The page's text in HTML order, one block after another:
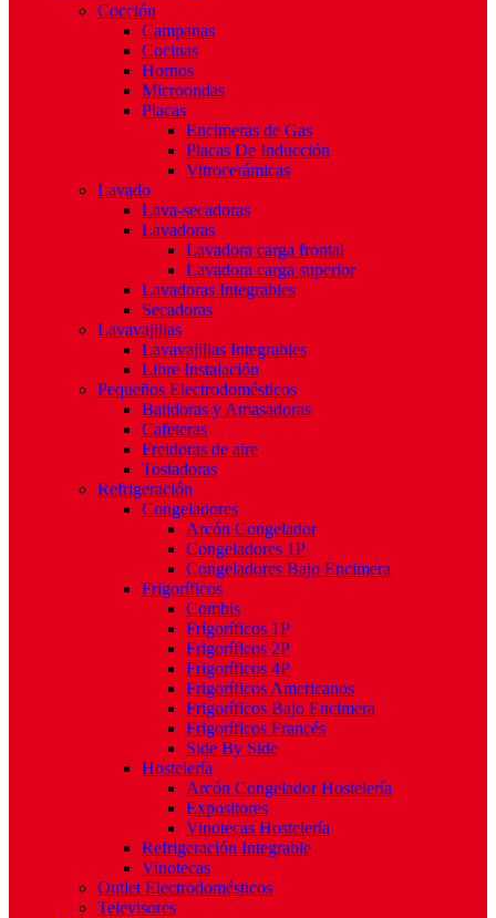
Cocción
Campanas
Cocinas
Hornos
Microondas
Placas
Encimeras de Gas
Placas De Inducción
Vitrocerámicas
Lavado
Lava-secadoras
Lavadoras
Lavadora carga frontal
Lavadora carga superior
Lavadoras Integrables
Secadoras
Lavavajillas
Lavavajillas Integrables
Libre Instalación
Pequeños Electrodomésticos
Batidoras y Amasadoras
Cafeteras
Freidoras de aire
Tostadoras
Refrigeración
Congeladores
Arcón Congelador
Congeladores 1P
Congeladores Bajo Encimera
Frigoríficos
Combis
Frigoríficos 1P
Frigoríficos 2P
Frigoríficos 4P
Frigoríficos Americanos
Frigoríficos Bajo Encimera
Frigoríficos Francés
Side By Side
Hostelería
Arcón Congelador Hostelería
Expositores
Vinotecas Hostelería
Refrigeración Integrable
Vinotecas
Outlet Electrodomésticos
Televisores